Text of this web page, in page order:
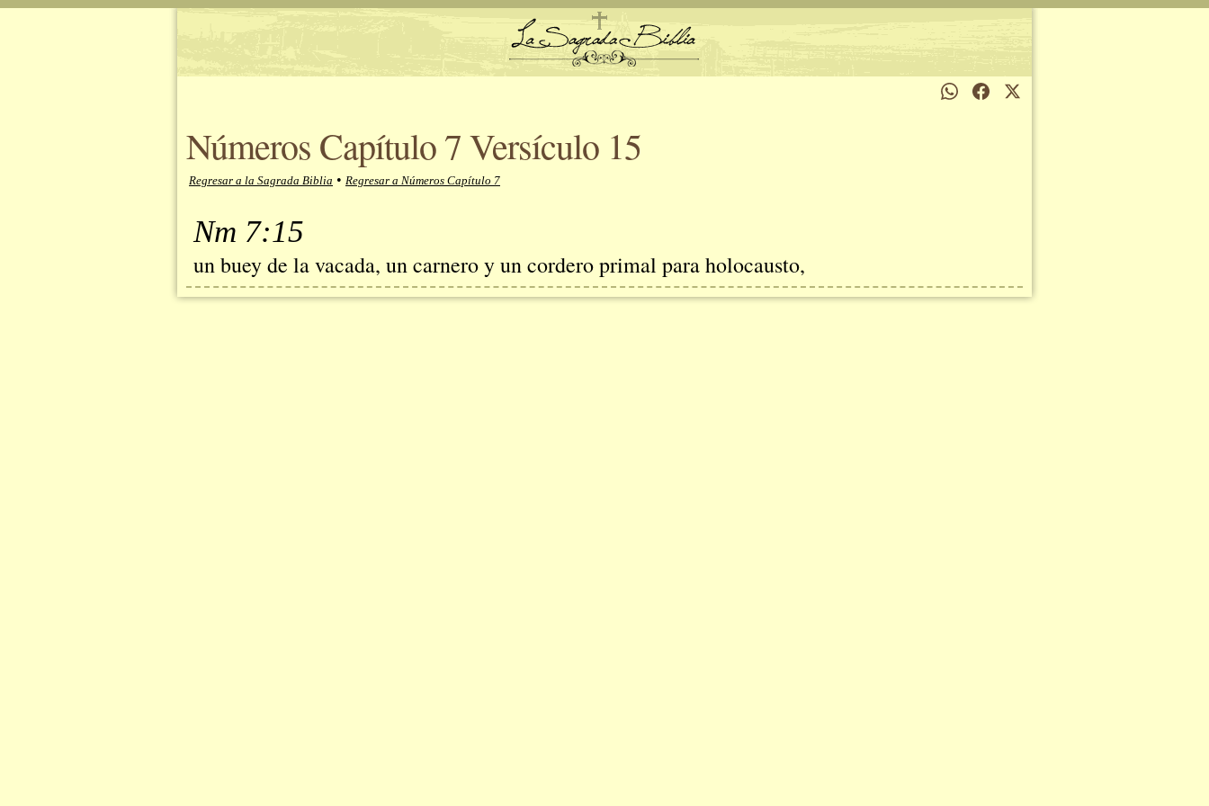
Números Capítulo 7 Versículo 15
Regresar a la Sagrada Biblia • Regresar a Números Capítulo 7
Nm 7:15
un buey de la vacada, un carnero y un cordero primal para holocausto,